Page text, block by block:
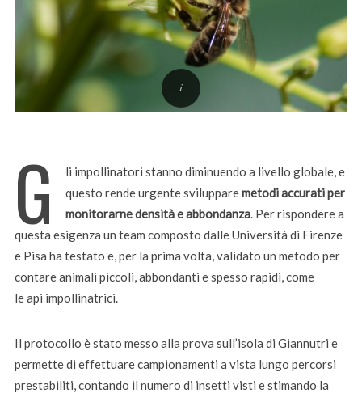
G
li impollinatori stanno diminuendo a livello globale, e
questo rende urgente svilupparemetodi accurati per
monitorarne densità e abbondanza. Per rispondere a
questa esigenza un team composto dalle Università di Firenze
e Pisa ha testato e, per la prima volta, validato un metodo per
contare animali piccoli, abbondanti e spesso rapidi, come
le api impollinatrici.
Il protocollo è stato messo alla prova sull’isola di Giannutri e
permette di effettuare campionamenti a vista lungo percorsi
prestabiliti, contando il numero di insetti visti e stimando la